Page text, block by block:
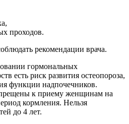
проходов.
рекомендации врача.
гормональных
есть риск развития остеопороза,
функции надпочечников.
к приему женщинам на
кормления. Нельзя
до 4 лет.